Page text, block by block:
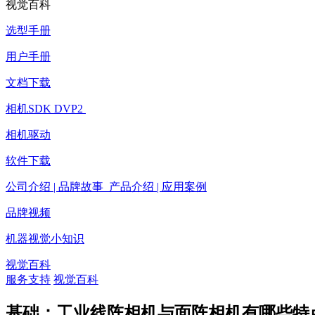
视觉百科
选型手册
用户手册
文档下载
相机SDK DVP2
相机驱动
软件下载
公司介绍 | 品牌故事 产品介绍 | 应用案例
品牌视频
机器视觉小知识
视觉百科
服务支持 视觉百科